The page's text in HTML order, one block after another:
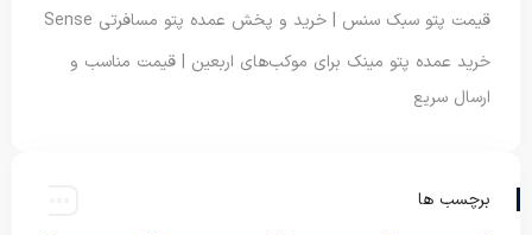
قیمت پتو سبک سنس | خرید و پخش عمده پتو مسافرتی Sense
خرید عمده پتو مینک برای موکب‌های اربعین | قیمت مناسب و
ارسال سریع
برچسب ها